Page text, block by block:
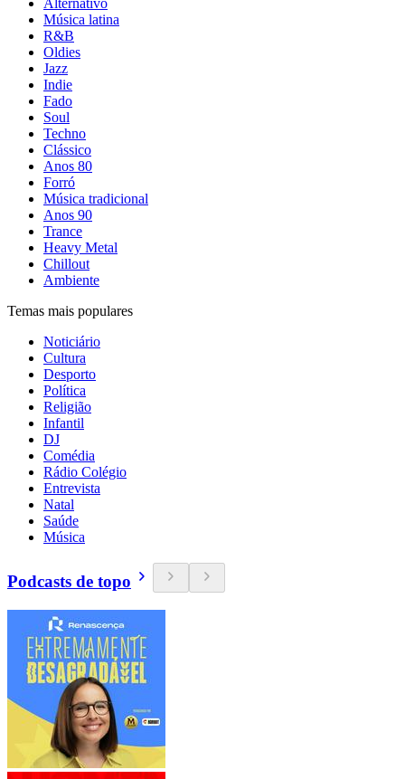
Alternativo
Música latina
R&B
Oldies
Jazz
Indie
Fado
Soul
Techno
Clássico
Anos 80
Forró
Música tradicional
Anos 90
Trance
Heavy Metal
Chillout
Ambiente
Temas mais populares
Noticiário
Cultura
Desporto
Política
Religião
Infantil
DJ
Comédia
Rádio Colégio
Entrevista
Natal
Saúde
Música
Podcasts de topo